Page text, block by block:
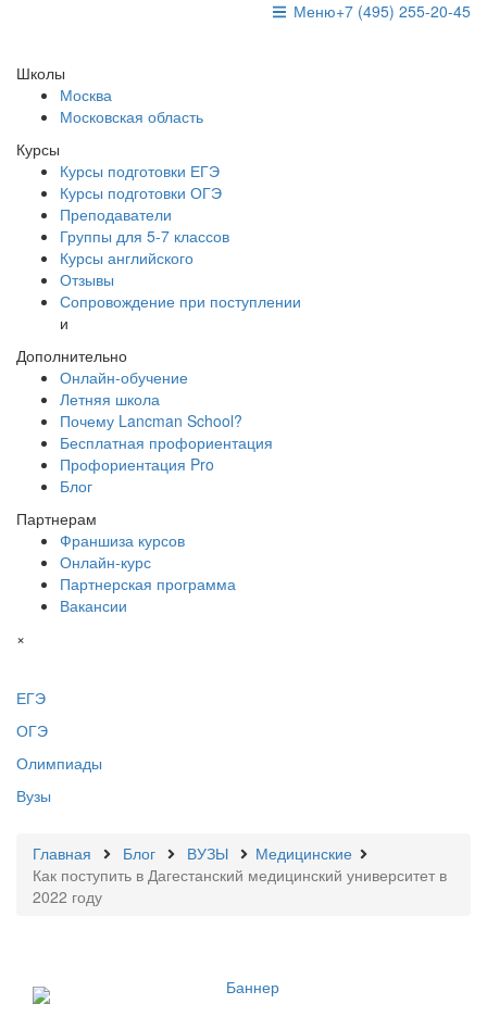
+7 (495) 255-20-45
Меню
Школы
Москва
Московская область
Курсы
Курсы подготовки ЕГЭ
Курсы подготовки ОГЭ
Преподаватели
Группы для 5-7 классов
Курсы английского
Отзывы
Сопровождение при поступлении
и
Дополнительно
Онлайн-обучение
Летняя школа
Почему Lancman School?
Бесплатная профориентация
Профориентация Pro
Блог
Партнерам
Франшиза курсов
Онлайн-курс
Партнерская программа
Вакансии
×
ЕГЭ
ОГЭ
Олимпиады
Вузы
Главная Блог ВУЗЫ
Медицинские
Как поступить в Дагестанский медицинский университет в
2022 году